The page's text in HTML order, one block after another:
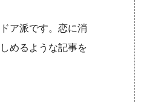
ア派です。恋に消
めるような記事を